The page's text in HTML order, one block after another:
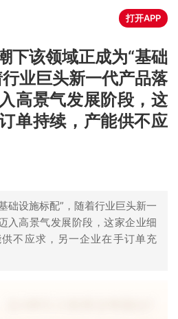
打开APP
下该领域正成为“基础
业巨头新一代产品落
高景气发展阶段，这
单持续，产能供不应
础设施标配”，随着行业巨头新一
入高景气发展阶段，这家企业细
不应求，另一企业在手订单充